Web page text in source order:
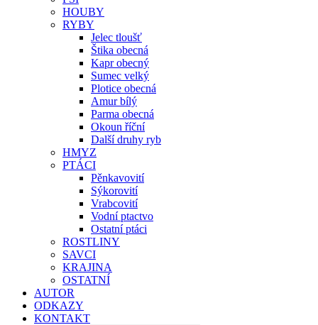
HOUBY
RYBY
Jelec tloušť
Štika obecná
Kapr obecný
Sumec velký
Plotice obecná
Amur bílý
Parma obecná
Okoun říční
Další druhy ryb
HMYZ
PTÁCI
Pěnkavovití
Sýkorovití
Vrabcovití
Vodní ptactvo
Ostatní ptáci
ROSTLINY
SAVCI
KRAJINA
OSTATNÍ
AUTOR
ODKAZY
KONTAKT